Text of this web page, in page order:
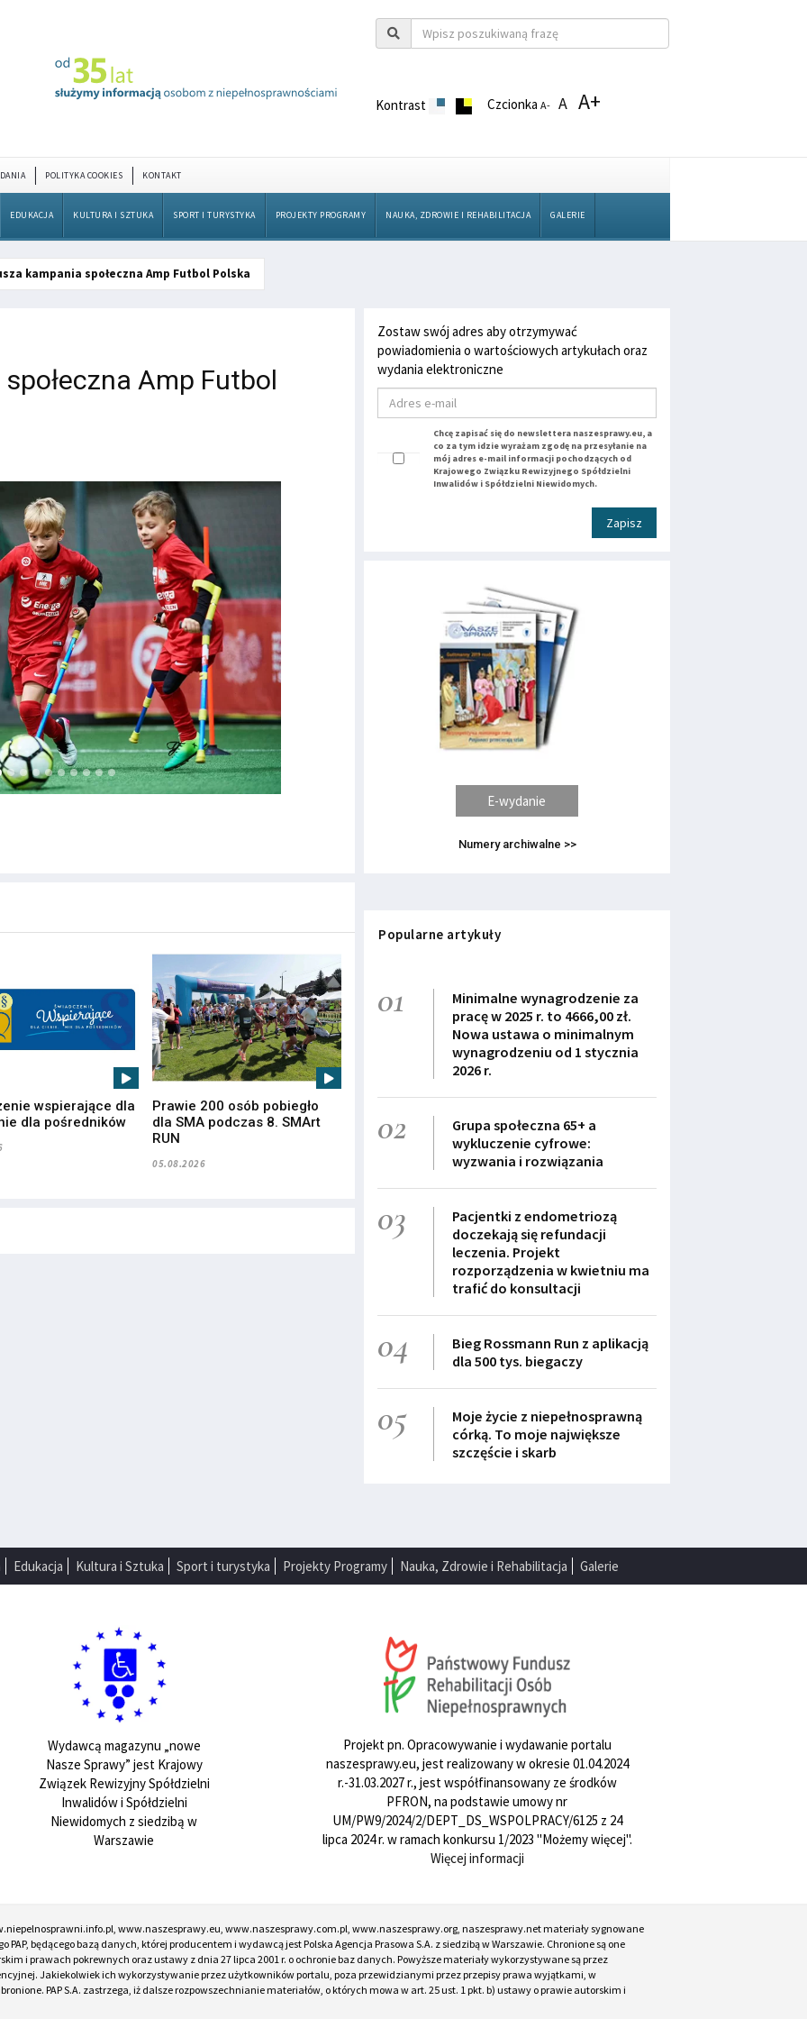
Kontrast CzcionkaA- A A+
POLITYKA COOKIES KONTAKT
EDUKACJA KULTURA I SZTUKA SPORT I TURYSTYKA PROJEKTY PROGRAMY NAUKA, ZDROWIE I REHABILITACJA GALERIE
kampania społeczna Amp Futbol Polska
Amp Futbol
wspierające dla
dla pośredników
Prawie 200 osób pobiegło
dla SMA podczas 8. SMArt
RUN
05.08.2026
Zostaw swój adres aby otrzymywać
powiadomienia o wartościowych artykułach oraz
wydania elektroniczne
Chcę zapisać się do newslettera naszesprawy.eu, a
co za tym idzie wyrażam zgodę na przesyłanie na
mój adres e-mail informacji pochodzących od
Krajowego Związku Rewizyjnego Spółdzielni
Inwalidów i Spółdzielni Niewidomych.
Zapisz
E-wydanie
Numery archiwalne >>
Popularne artykuły
01
Minimalne wynagrodzenie za
pracę w 2025 r. to 4666,00 zł.
Nowa ustawa o minimalnym
wynagrodzeniu od 1 stycznia
2026 r.
02
Grupa społeczna 65+ a
wykluczenie cyfrowe:
wyzwania i rozwiązania
03
Pacjentki z endometriozą
doczekają się refundacji
leczenia. Projekt
rozporządzenia w kwietniu ma
trafić do konsultacji
04
Bieg Rossmann Run z aplikacją
dla 500 tys. biegaczy
05
Moje życie z niepełnosprawną
córką. To moje największe
szczęście i skarb
Edukacja Kultura i Sztuka Sport i turystyka Projekty Programy Nauka, Zdrowie i Rehabilitacja Galerie
Wydawcą magazynu „nowe
Nasze Sprawy” jest Krajowy
Związek Rewizyjny Spółdzielni
Inwalidów i Spółdzielni
Niewidomych z siedzibą w
Warszawie
Projekt pn. Opracowywanie i wydawanie portalu
naszesprawy.eu, jest realizowany w okresie 01.04.2024
r.-31.03.2027 r., jest współfinansowany ze środków
PFRON, na podstawie umowy nr
UM/PW9/2024/2/DEPT_DS_WSPOLPRACY/6125 z 24
lipca 2024 r. w ramach konkursu 1/2023 "Możemy więcej".
Więcej informacji
www.naszesprawy.eu, www.naszesprawy.com.pl, www.naszesprawy.org, naszesprawy.net materiały sygnowane
PAP, będącego bazą danych, której producentem i wydawcą jest Polska Agencja Prasowa S.A. z siedzibą w Warszawie. Chronione są one
i prawach pokrewnych oraz ustawy z dnia 27 lipca 2001 r. o ochronie baz danych. Powyższe materiały wykorzystywane są przez
Jakiekolwiek ich wykorzystywanie przez użytkowników portalu, poza przewidzianymi przez przepisy prawa wyjątkami, w
PAP S.A. zastrzega, iż dalsze rozpowszechnianie materiałów, o których mowa w art. 25 ust. 1 pkt. b) ustawy o prawie autorskim i